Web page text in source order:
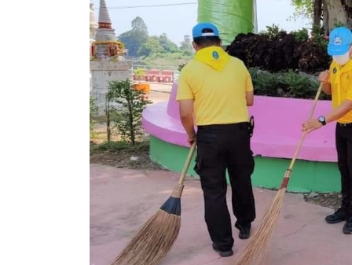
ประกาศผู้ชนะการเสนอราคา
ประกาศราคากลาง
ประกาศเชิญชวนประกวดราคา (e-bidding)
ยกเลิกประกาศเชิญชวน
ยกเลิกประกาศผู้ชนะ
เปลี่ยนแปลงประกาศผู้ชนะ